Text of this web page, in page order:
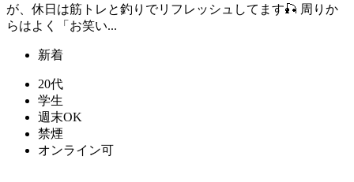
が、休日は筋トレと釣りでリフレッシュしてます🎣 周りか
らはよく「お笑い...
新着
20代
学生
週末OK
禁煙
オンライン可